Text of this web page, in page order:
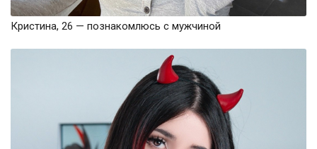
Кристина, 26 — познакомлюсь с мужчиной